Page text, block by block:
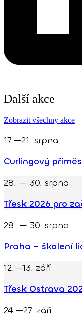
Další akce
Zobrazit všechny akce
17.—21. srpna
Curlingový
28. — 30. srpna
Třesk 2026 pro
28. — 30. srpna
Praha – školení
12.—13. září
Třesk Ostrava
24.—27. září